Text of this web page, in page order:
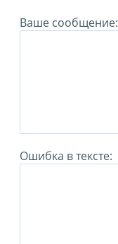
Ваше сообщение:
Ошибка в тексте: